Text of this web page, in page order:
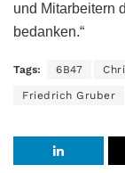
und Mitarbeitern
bedanken.“
Tags: 6B47
Friedrich Gruber